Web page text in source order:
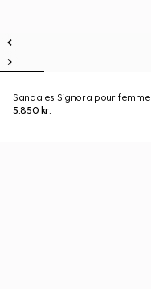
Sandales Signora pour femme
5.850 kr.